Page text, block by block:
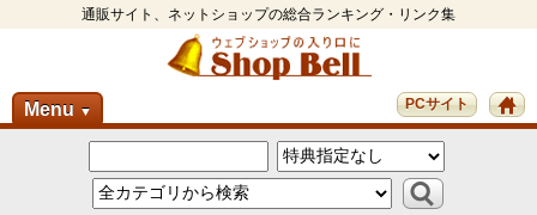
通販サイト、ネットショップの総合ランキング・リンク集
Menu ▼ PCサイト